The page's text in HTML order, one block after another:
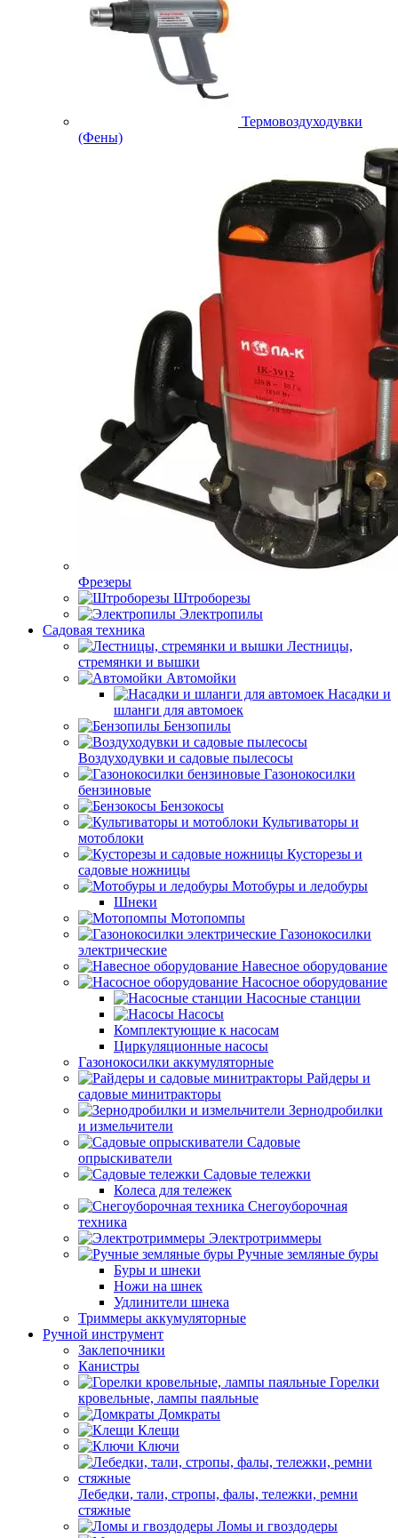
Термовоздуходувки
(Фены)
Фрезеры
Штроборезы
Электропилы
Садовая техника
Лестницы,
стремянки и вышки
Автомойки
Насадки и
шланги для автомоек
Бензопилы
Воздуходувки и садовые пылесосы
Газонокосилки
бензиновые
Бензокосы
Культиваторы и
мотоблоки
Кусторезы и
садовые ножницы
Мотобуры и ледобуры
Шнеки
Мотопомпы
Газонокосилки
электрические
Навесное оборудование
Насосное оборудование
Насосные станции
Насосы
Комплектующие к насосам
Циркуляционные насосы
Газонокосилки аккумуляторные
Райдеры и
садовые минитракторы
Зернодробилки
и измельчители
Садовые
опрыскиватели
Садовые тележки
Колеса для тележек
Снегоуборочная
техника
Электротриммеры
Ручные земляные буры
Буры и шнеки
Ножи на шнек
Удлинители шнека
Триммеры аккумуляторные
Ручной инструмент
Заклепочники
Канистры
Горелки
кровельные, лампы паяльные
Домкраты
Клещи
Ключи
Лебедки, тали, стропы, фалы, тележки, ремни
стяжные
Ломы и гвоздодеры